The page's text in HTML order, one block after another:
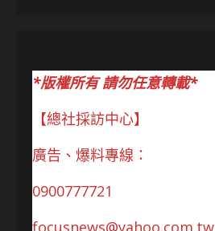
*版權所有 請勿任意轉載*
【總社採訪中心】
廣告、爆料專線：
0900777721